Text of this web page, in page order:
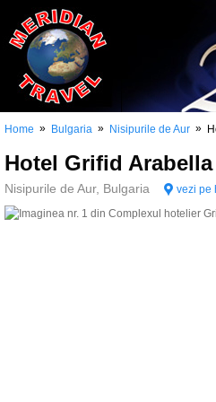
Home » Bulgaria » Nisipurile de Aur »
Hotel Grifid Arabella
Nisipurile de Aur, Bulgaria vezi pe